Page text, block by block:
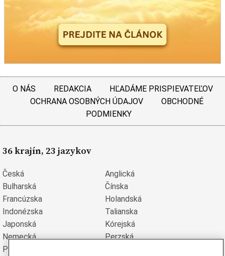
O NÁS REDAKCIA
HĽADÁME PRISPIEVATEĽOV
OCHRANA OSOBNÝCH ÚDAJOV
OBCHODNÉ
PODMIENKY
36 krajín, 23 jazykov
Česká
Anglická
Bulharská
Čínska
Francúzska
Holandská
Indonézska
Talianska
Japonská
Kórejská
Nemecká
Perzská
Poľská